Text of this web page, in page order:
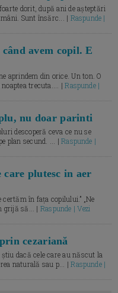
dorit, după ani de așteptări
Sunt însărc... | Raspunde |
avem copil. E
aprindem din orice. Un ton. O
trecuta.... |Raspunde |
nu doar parinti
descoperă ceva ce nu se
plan secund. ... |Raspunde |
plutesc in aer
în fața copilului.” „Ne
grijă să... | Raspunde | Vezi
cezariană
dacă cele care au născut la
naturală sau p... |Raspunde |